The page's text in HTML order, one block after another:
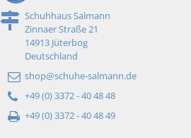
Schuhhaus Salmann
Zinnaer Straße 21
14913 Jüterbog
Deutschland
shop@schuhe-salmann.de
+49 (0) 3372 - 40 48 48
+49 (0) 3372 - 40 48 49